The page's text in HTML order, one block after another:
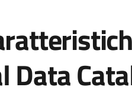
Data